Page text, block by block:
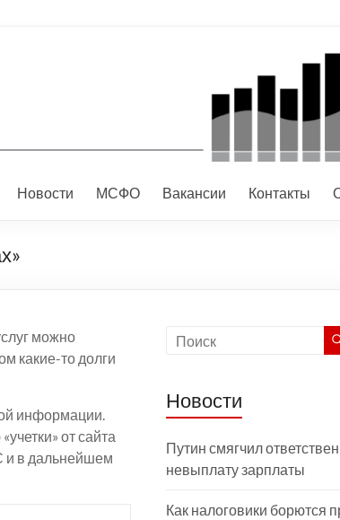
Новости МСФО Вакансии Контакты
можно
какие-то долги
информации.
от сайта
и в дальнейшем
Новости
Путин смягчил
невыплату зарплаты
Как налоговики борются